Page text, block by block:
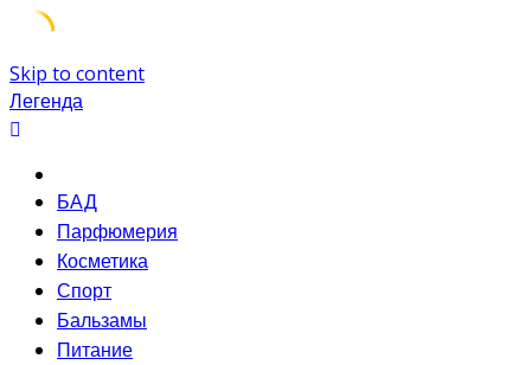
Skip to content
Легенда
БАД
Парфюмерия
Косметика
Спорт
Бальзамы
Питание